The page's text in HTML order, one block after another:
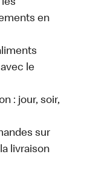
en
le
: jour, soir,
sur
livraison